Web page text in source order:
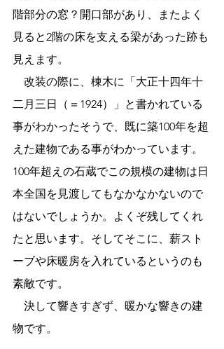
階部分の窓？開口部があり、またよく
見ると2階の床を支える梁があった跡も
見えます。
改装の際に、棟木に 「大正十四年十
二月三日（＝1924）」と書かれている
事がわかったそうで、既に築100年を超
えた建物である事がわかっています。
100年超えの石蔵でこの規模の建物は日
本全国を見渡してもなかなかないので
はないでしょうか。よくぞ残してくれ
たと思います。そしてそこに、薪スト
ーブや床暖房を入れているというのも
素敵です。
決して響きすぎず、暖かな響きの建
物です。